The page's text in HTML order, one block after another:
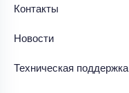
Контакты
Новости
Техническая поддержка